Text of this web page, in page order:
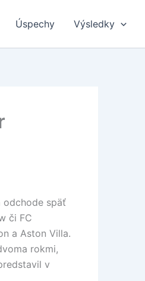
Úspechy Výsledky
odchode späť
či FC
a Aston Villa.
rokmi,
v